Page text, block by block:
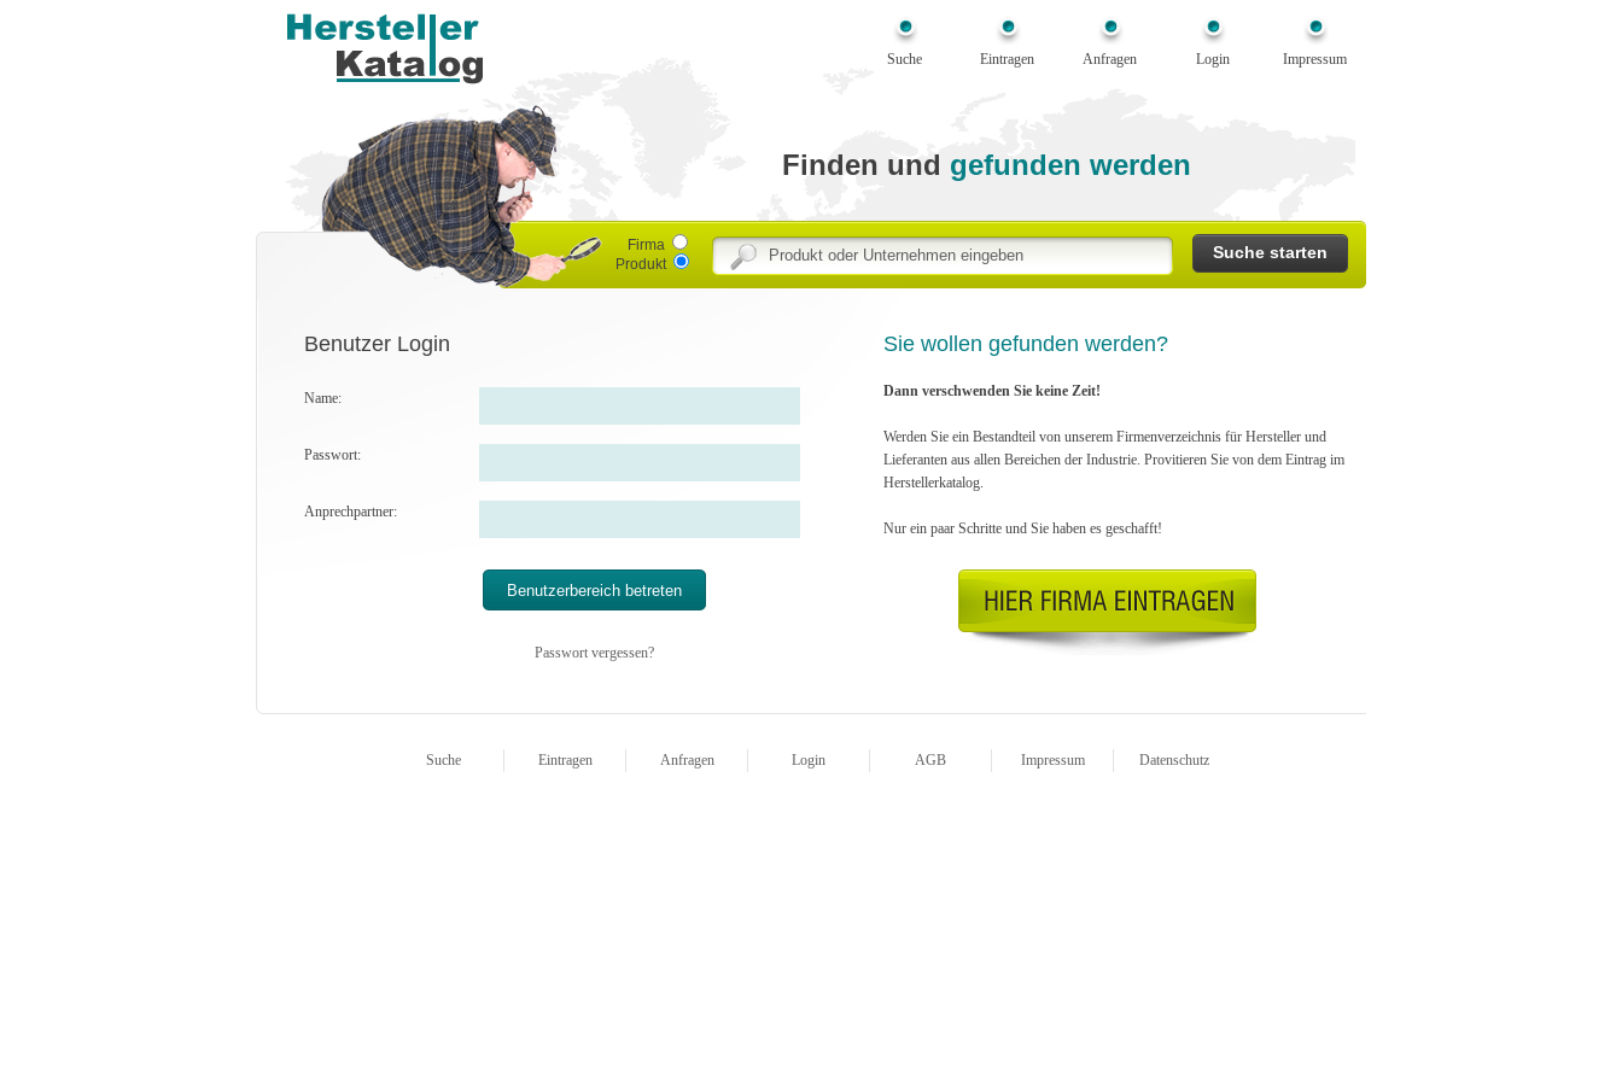
Suche Eintragen Anfragen Login Impressum
Finden und gefunden werden
Firma
Produkt
Benutzer Login
Name:
Passwort:
Anprechpartner:
Passwort vergessen?
Sie wollen gefunden werden?
Dann verschwenden Sie keine Zeit!
Werden Sie ein Bestandteil von unserem Firmenverzeichnis für Hersteller und
Lieferanten aus allen Bereichen der Industrie. Provitieren Sie von dem Eintrag im
Herstellerkatalog.
Nur ein paar Schritte und Sie haben es geschafft!
Suche Eintragen Anfragen Login AGB Impressum Datenschutz